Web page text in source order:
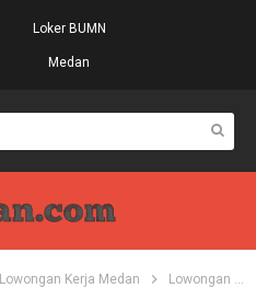
Loker BUMN
Medan
Lowongan Kerja Medan Lowongan Kerja SMA